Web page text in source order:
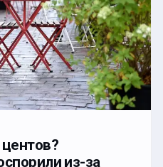
из-за